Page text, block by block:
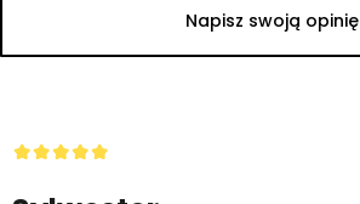
Napisz swoją opinię